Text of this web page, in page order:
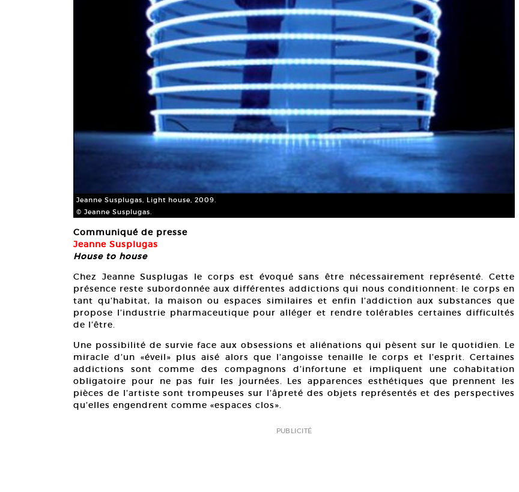
Jeanne Susplugas, Light house, 2009.
© Jeanne Susplugas.
Communiqué de presse
Jeanne Susplugas
House to house
Chez Jeanne Susplugas le corps est évoqué sans être nécessairement représenté. Cette
présence reste subordonnée aux différentes addictions qui nous conditionnent: le corps en
tant qu’habitat, la maison ou espaces similaires et enfin l’addiction aux substances que
propose l’industrie pharmaceutique pour alléger et rendre tolérables certaines difficultés
de l’être.
Une possibilité de survie face aux obsessions et aliénations qui pèsent sur le quotidien. Le
miracle d’un «éveil» plus aisé alors que l’angoisse tenaille le corps et l’esprit. Certaines
addictions sont comme des compagnons d’infortune et impliquent une cohabitation
obligatoire pour ne pas fuir les journées. Les apparences esthétiques que prennent les
pièces de l’artiste sont trompeuses sur l’âpreté des objets représentés et des perspectives
qu’elles engendrent comme «espaces clos».
PUBLICITÉ